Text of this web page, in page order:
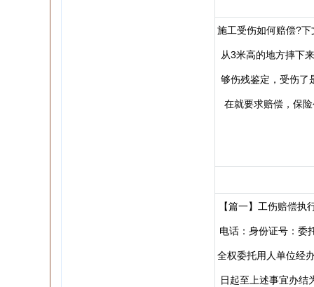
施工受伤如何赔偿?
从3米高的地方摔下
够伤残鉴定，受伤了
在就要求赔偿，保
【篇一】工伤赔偿
电话：身份证号：委
全权委托用人单位经
日起至上述事宜办结